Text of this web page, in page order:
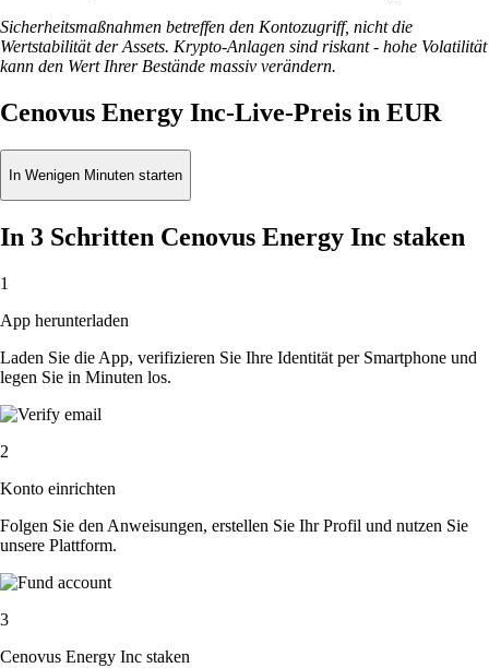
Sicherheitsmaßnahmen betreffen den Kontozugriff, nicht die
Wertstabilität der Assets. Krypto-Anlagen sind riskant - hohe Volatilität
kann den Wert Ihrer Bestände massiv verändern.
Cenovus Energy Inc-Live-Preis in EUR
In Wenigen Minuten starten
In 3 Schritten Cenovus Energy Inc staken
1
App herunterladen
Laden Sie die App, verifizieren Sie Ihre Identität per Smartphone und
legen Sie in Minuten los.
2
Konto einrichten
Folgen Sie den Anweisungen, erstellen Sie Ihr Profil und nutzen Sie
unsere Plattform.
3
Cenovus Energy Inc staken